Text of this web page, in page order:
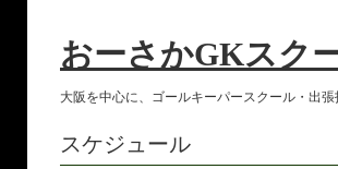
おーさかGKスク
大阪を中心に、ゴールキーパースクール・出張
スケジュール